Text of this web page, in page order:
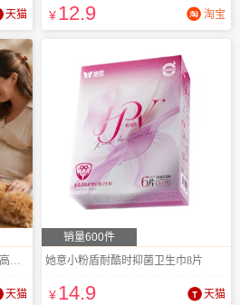
天猫 ¥12.9 淘宝
大容量清新空气香薰清新茉莉花高级酒店香
天猫
销量600件
她意小粉盾耐酷时抑菌卫生巾8片
¥14.9 天猫